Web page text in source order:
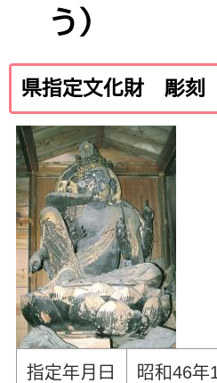
う）
県指定文化財 彫刻
指定年月日 昭和46年